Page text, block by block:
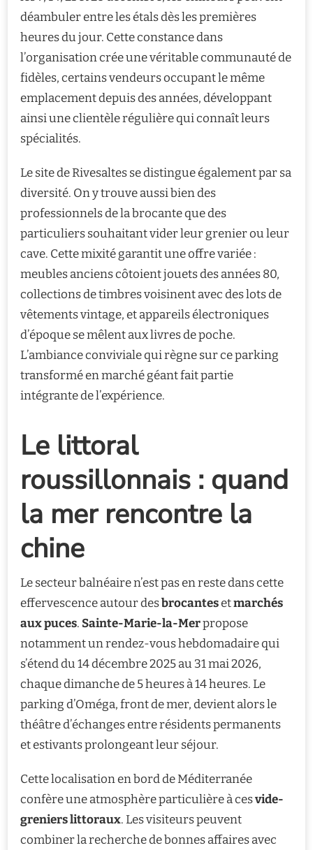
déambuler entre les étals dès les premières
heures du jour. Cette constance dans
l’organisation crée une véritable communauté de
fidèles, certains vendeurs occupant le même
emplacement depuis des années, développant
ainsi une clientèle régulière qui connaît leurs
spécialités.
Le site de Rivesaltes se distingue également par sa
diversité. On y trouve aussi bien des
professionnels de la brocante que des
particuliers souhaitant vider leur grenier ou leur
cave. Cette mixité garantit une offre variée :
meubles anciens côtoient jouets des années 80,
collections de timbres voisinent avec des lots de
vêtements vintage, et appareils électroniques
d’époque se mêlent aux livres de poche.
L’ambiance conviviale qui règne sur ce parking
transformé en marché géant fait partie
intégrante de l’expérience.
Le littoral
roussillonnais : quand
la mer rencontre la
chine
Le secteur balnéaire n’est pas en reste dans cette
effervescence autour desbrocantesetmarchés
aux puces. Sainte-Marie-la-Merpropose
notamment un rendez-vous hebdomadaire qui
s’étend du 14 décembre 2025 au 31 mai 2026,
chaque dimanche de 5 heures à 14 heures. Le
parking d’Oméga, front de mer, devient alors le
théâtre d’échanges entre résidents permanents
et estivants prolongeant leur séjour.
Cette localisation en bord de Méditerranée
confère une atmosphère particulière à cesvide-
greniers littoraux. Les visiteurs peuvent
combiner la recherche de bonnes affaires avec